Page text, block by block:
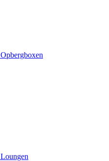
Opbergboxen
Loungen